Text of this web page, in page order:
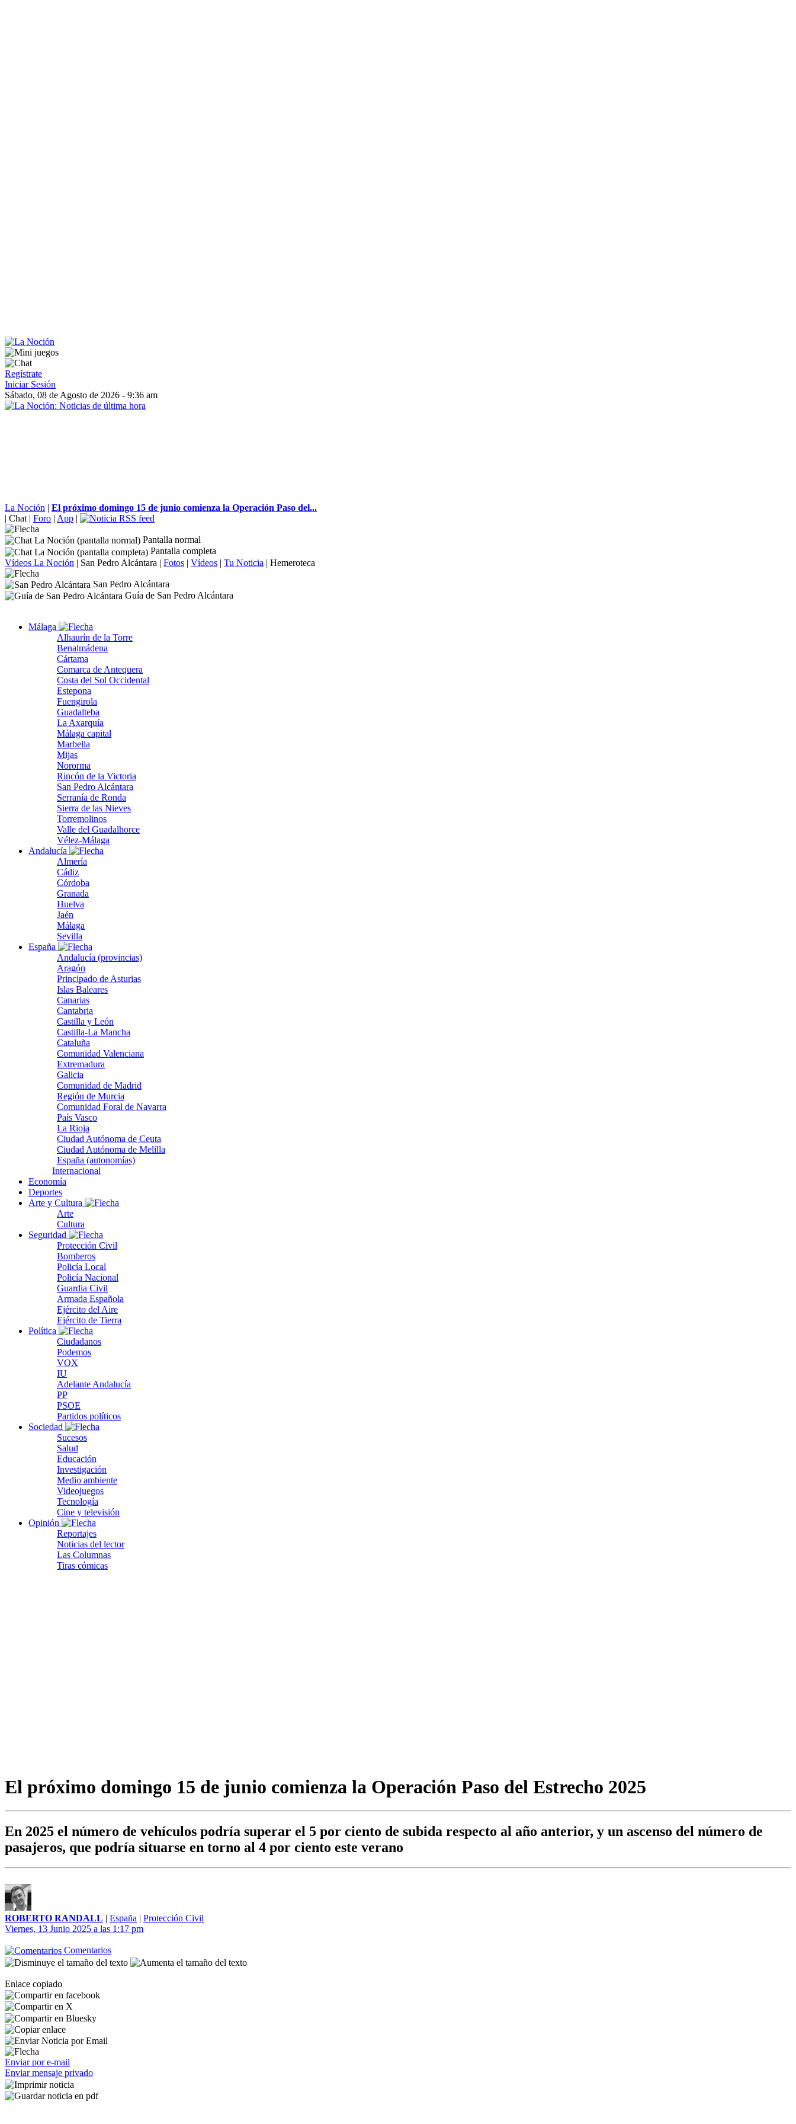
Regístrate
Iniciar Sesión
Sábado, 08 de Agosto de 2026 - 9:36 am
La Noción | El próximo domingo 15 de junio comienza la Operación Paso del...
| Chat | Foro | App |
Pantalla normal
Pantalla completa
Vídeos La Noción | San Pedro Alcántara | Fotos | Vídeos | Tu Noticia | Hemeroteca
San Pedro Alcántara
Guía de San Pedro Alcántara
Málaga
Alhaurín de la Torre
Benalmádena
Cártama
Comarca de Antequera
Costa del Sol Occidental
Estepona
Fuengirola
Guadalteba
La Axarquía
Málaga capital
Marbella
Mijas
Nororma
Rincón de la Victoria
San Pedro Alcántara
Serranía de Ronda
Sierra de las Nieves
Torremolinos
Valle del Guadalhorce
Vélez-Málaga
Andalucía
Almería
Cádiz
Córdoba
Granada
Huelva
Jaén
Málaga
Sevilla
España
Andalucía (provincias)
Aragón
Principado de Asturias
Islas Baleares
Canarias
Cantabria
Castilla y León
Castilla-La Mancha
Cataluña
Comunidad Valenciana
Extremadura
Galicia
Comunidad de Madrid
Región de Murcia
Comunidad Foral de Navarra
País Vasco
La Rioja
Ciudad Autónoma de Ceuta
Ciudad Autónoma de Melilla
España (autonomías)
Internacional
Economía
Deportes
Arte y Cultura
Arte
Cultura
Seguridad
Protección Civil
Bomberos
Policía Local
Policía Nacional
Guardia Civil
Armada Española
Ejército del Aire
Ejército de Tierra
Política
Ciudadanos
Podemos
VOX
IU
Adelante Andalucía
PP
PSOE
Partidos políticos
Sociedad
Sucesos
Salud
Educación
Investigación
Medio ambiente
Videojuegos
Tecnología
Cine y televisión
Opinión
Reportajes
Noticias del lector
Las Columnas
Tiras cómicas
El próximo domingo 15 de junio comienza la Operación Paso del Estrecho 2025
En 2025 el número de vehículos podría superar el 5 por ciento de subida respecto al año anterior, y un ascenso del número de
pasajeros, que podría situarse en torno al 4 por ciento este verano
ROBERTO RANDALL | España | Protección Civil
Viernes, 13 Junio 2025 a las 1:17 pm
Comentarios
Enlace copiado
Enviar por e-mail
Enviar mensaje privado